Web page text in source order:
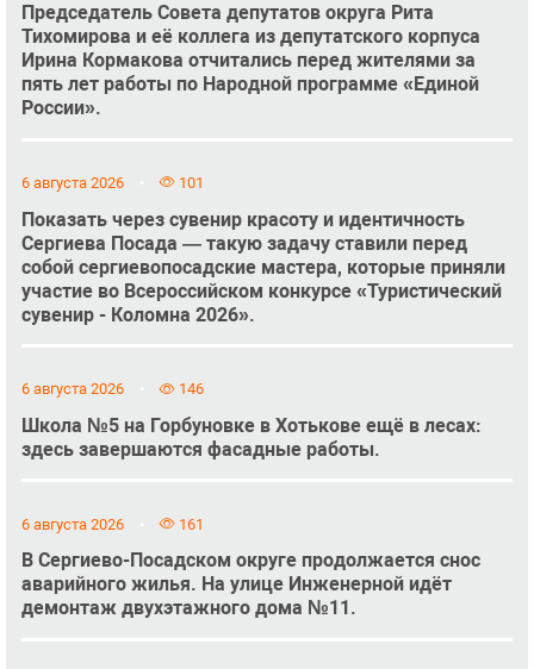
Председатель Совета депутатов округа Рита
Тихомирова и её коллега из депутатского корпуса
Ирина Кормакова отчитались перед жителями за
пять лет работы по Народной программе «Единой
России».
6 августа 2026 101
Показать через сувенир красоту и идентичность
Сергиева Посада — такую задачу ставили перед
собой сергиевопосадские мастера, которые приняли
участие во Всероссийском конкурсе «Туристический
сувенир - Коломна 2026».
6 августа 2026 146
Школа №5 на Горбуновке в Хотькове ещё в лесах:
здесь завершаются фасадные работы.
6 августа 2026 161
В Сергиево-Посадском округе продолжается снос
аварийного жилья. На улице Инженерной идёт
демонтаж двухэтажного дома №11.